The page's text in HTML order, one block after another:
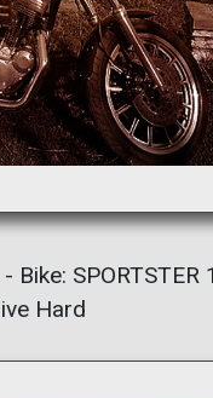
Bike: SPORTSTER
Hard